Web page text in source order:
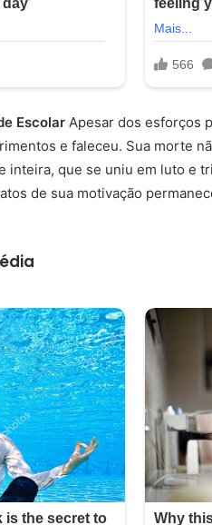
Escolar Apesar dos esforços
e faleceu. Sua morte
inteira, que se uniu em luto e
de sua motivação